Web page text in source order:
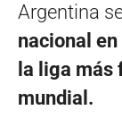
Argentina
nacional
la liga más
mundial.